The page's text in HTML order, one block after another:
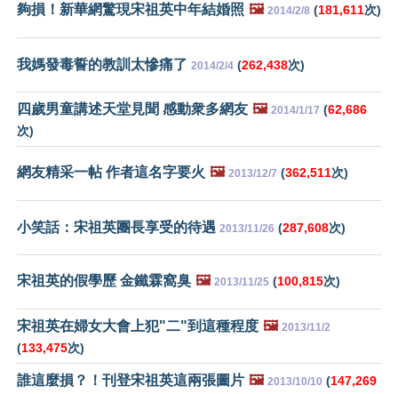
夠損！新華網驚現宋祖英中年結婚照 🖼️ 2014/2/8 (181,611次)
我媽發毒誓的教訓太慘痛了 2014/2/4 (262,438次)
四歲男童講述天堂見聞 感動衆多網友 🖼️ 2014/1/17 (62,686
次)
網友精采一帖 作者這名字要火 🖼️ 2013/12/7 (362,511次)
小笑話：宋祖英團長享受的待遇 2013/11/26 (287,608次)
宋祖英的假學歷 金鐵霖窩臭 🖼️ 2013/11/25 (100,815次)
宋祖英在婦女大會上犯"二"到這種程度 🖼️ 2013/11/2
(133,475次)
誰這麼損？！刊登宋祖英這兩張圖片 🖼️ 2013/10/10 (147,269